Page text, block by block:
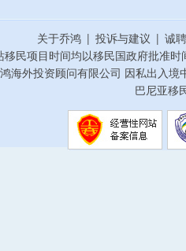
关于乔鸿 | 投诉与建议 | 诚
移民项目时间均以移民国政府批准
海外投资顾问有限公司 因私出入
巴尼亚移